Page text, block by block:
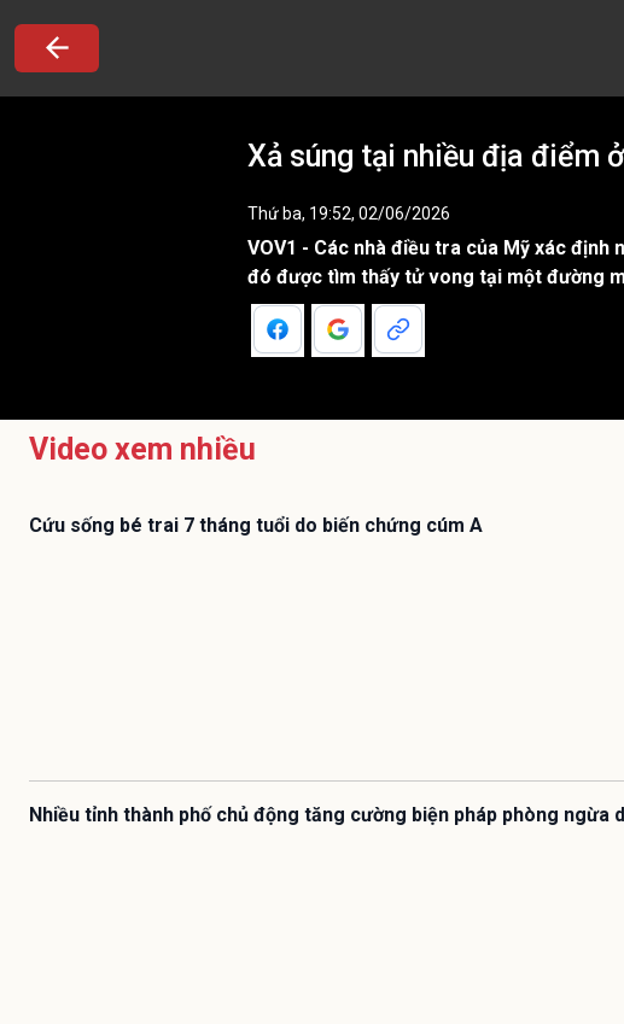
Xả súng tại nhiều địa điểm
Thứ ba, 19:52, 02/06/2026
VOV1 - Các nhà điều tra của Mỹ xác
đó được tìm thấy tử vong tại một đường
Video xem nhiều
Cứu sống bé trai 7 tháng tuổi do biến chứng cúm A
Nhiều tỉnh thành phố chủ động tăng cường biện pháp phòng ngừa